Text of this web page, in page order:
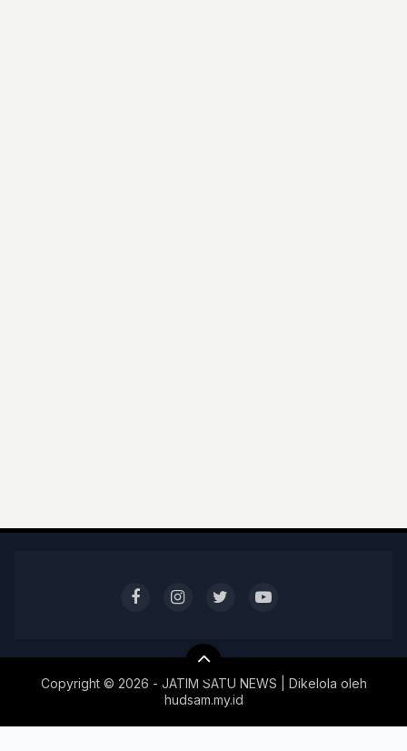
Copyright © 2026 - JATIM SATU NEWS | Dikelola oleh
hudsam.my.id